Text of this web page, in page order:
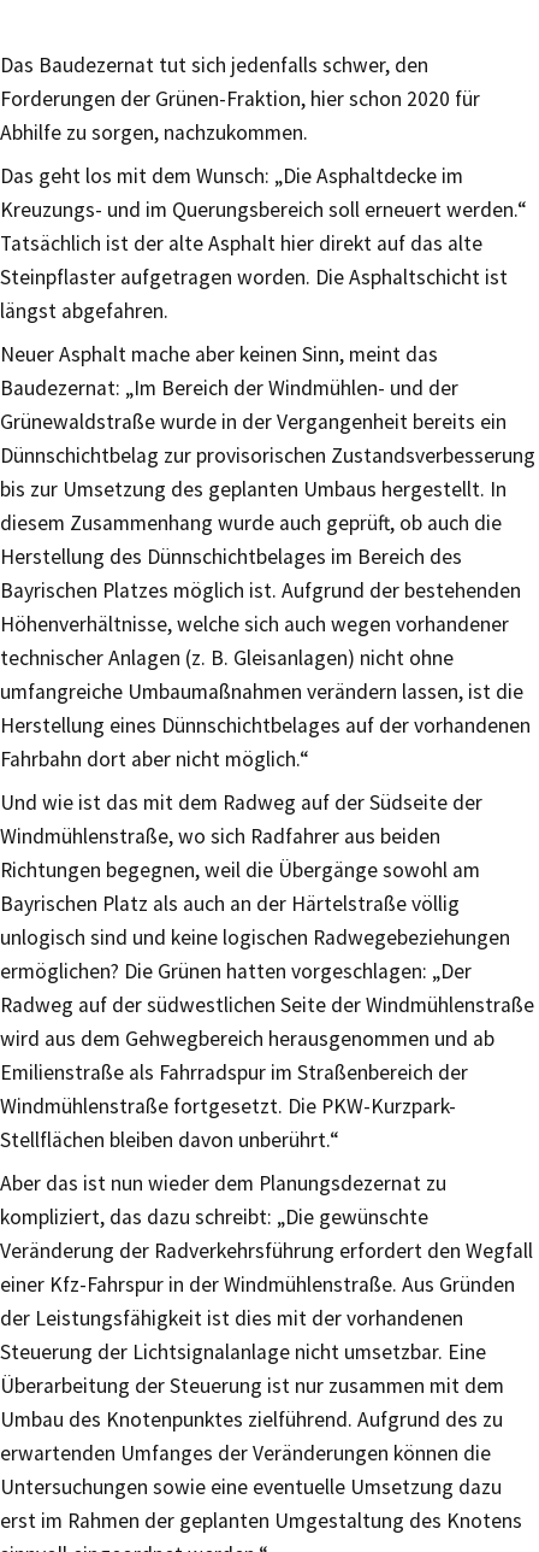
Das Baudezernat tut sich jedenfalls schwer, den
Forderungen der Grünen-Fraktion, hier schon 2020 für
Abhilfe zu sorgen, nachzukommen.
Das geht los mit dem Wunsch: „Die Asphaltdecke im
Kreuzungs- und im Querungsbereich soll erneuert werden.“
Tatsächlich ist der alte Asphalt hier direkt auf das alte
Steinpflaster aufgetragen worden. Die Asphaltschicht ist
längst abgefahren.
Neuer Asphalt mache aber keinen Sinn, meint das
Baudezernat: „Im Bereich der Windmühlen- und der
Grünewaldstraße wurde in der Vergangenheit bereits ein
Dünnschichtbelag zur provisorischen Zustandsverbesserung
bis zur Umsetzung des geplanten Umbaus hergestellt. In
diesem Zusammenhang wurde auch geprüft, ob auch die
Herstellung des Dünnschichtbelages im Bereich des
Bayrischen Platzes möglich ist. Aufgrund der bestehenden
Höhenverhältnisse, welche sich auch wegen vorhandener
technischer Anlagen (z. B. Gleisanlagen) nicht ohne
umfangreiche Umbaumaßnahmen verändern lassen, ist die
Herstellung eines Dünnschichtbelages auf der vorhandenen
Fahrbahn dort aber nicht möglich.“
Und wie ist das mit dem Radweg auf der Südseite der
Windmühlenstraße, wo sich Radfahrer aus beiden
Richtungen begegnen, weil die Übergänge sowohl am
Bayrischen Platz als auch an der Härtelstraße völlig
unlogisch sind und keine logischen Radwegebeziehungen
ermöglichen? Die Grünen hatten vorgeschlagen: „Der
Radweg auf der südwestlichen Seite der Windmühlenstraße
wird aus dem Gehwegbereich herausgenommen und ab
Emilienstraße als Fahrradspur im Straßenbereich der
Windmühlenstraße fortgesetzt. Die PKW-Kurzpark-
Stellflächen bleiben davon unberührt.“
Aber das ist nun wieder dem Planungsdezernat zu
kompliziert, das dazu schreibt: „Die gewünschte
Veränderung der Radverkehrsführung erfordert den Wegfall
einer Kfz-Fahrspur in der Windmühlenstraße. Aus Gründen
der Leistungsfähigkeit ist dies mit der vorhandenen
Steuerung der Lichtsignalanlage nicht umsetzbar. Eine
Überarbeitung der Steuerung ist nur zusammen mit dem
Umbau des Knotenpunktes zielführend. Aufgrund des zu
erwartenden Umfanges der Veränderungen können die
Untersuchungen sowie eine eventuelle Umsetzung dazu
erst im Rahmen der geplanten Umgestaltung des Knotens